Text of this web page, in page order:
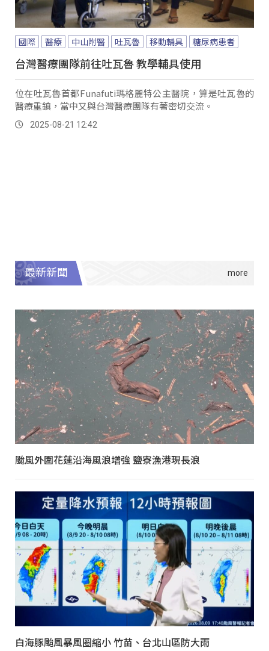
國際 醫療 中山附醫 吐瓦魯 移動輔具 糖尿病患者
台灣醫療團隊前往吐瓦魯 教學輔具使用
位在吐瓦魯首都Funafuti瑪格麗特公主醫院，算是吐瓦魯的
醫療重鎮，當中又與台灣醫療團隊有著密切交流。
2025-08-21 12:42
最新新聞
颱風外圍花蓮沿海風浪增強 鹽寮漁港現長浪
白海豚颱風暴風圈縮小 竹苗、台北山區防大雨